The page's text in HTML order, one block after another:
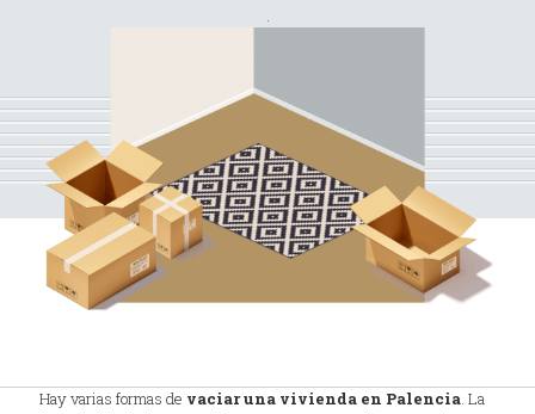
.
Hay varias formas de vaciar una vivienda en Palencia . La